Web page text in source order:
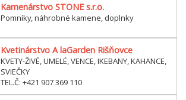
Kamenárstvo STONE s.r.o.
Pomníky, náhrobné kamene, doplnky
Kvetinárstvo A laGarden Rišňovce
KVETY-ŽIVÉ, UMELÉ, VENCE, IKEBANY, KAHANCE,
SVIEČKY
TEL.Č: +421 907 369 110